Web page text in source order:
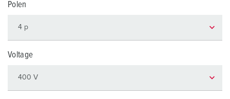
Polen
Voltage